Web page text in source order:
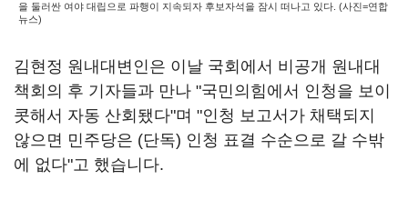
을 둘러싼 여야 대립으로 파행이 지속되자 후보자석을 잠시 떠나고 있다. (사진=연합
뉴스)
김현정 원내대변인은 이날 국회에서 비공개 원내대
책회의 후 기자들과 만나 "국민의힘에서 인청을 보이
콧해서 자동 산회됐다"며 "인청 보고서가 채택되지
않으면 민주당은 (단독) 인청 표결 수순으로 갈 수밖
에 없다"고 했습니다.